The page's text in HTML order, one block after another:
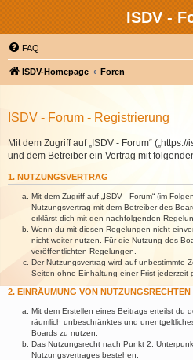
ISDV -
FAQ
ISDV-Homepage Foren
ISDV - Forum - Registrierung
Mit dem Zugriff auf „ISDV - Forum“
und dem Betreiber ein Vertrag mit
1. NUTZUNGSVERTRAG
Mit dem Zugriff auf „ISDV - Forum“ (im
Nutzungsvertrag mit dem Betreiber des
erklärst dich mit den nachfolgenden
Wenn du mit diesen Regelungen nicht
nicht weiter nutzen. Für die Nutzung des
veröffentlichten Regelungen.
Der Nutzungsvertrag wird auf unbestimmte
Seiten ohne Einhaltung einer Frist jederzeit
2. EINRÄUMUNG VON NUTZUNGSRECHTEN
Mit dem Erstellen eines Beitrags erteilst du
räumlich unbeschränktes und
Boards zu nutzen.
Das Nutzungsrecht nach Punkt 2,
Nutzungsvertrages bestehen.